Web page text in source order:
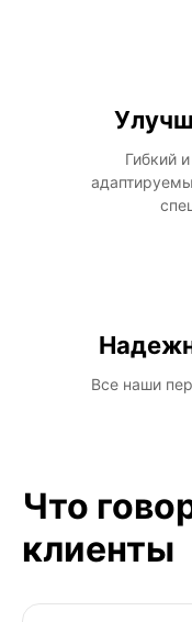
Гибкий
Все наши
Что
клиенты